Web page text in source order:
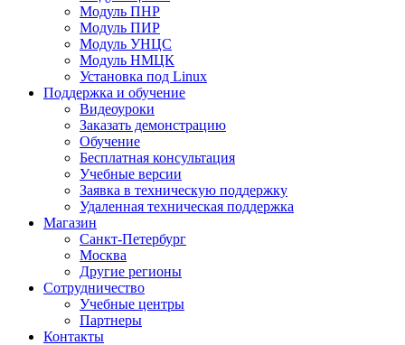
Модуль ПНР
Модуль ПИР
Модуль УНЦС
Модуль НМЦК
Установка под Linux
Поддержка и обучение
Видеоуроки
Заказать демонстрацию
Обучение
Бесплатная консультация
Учебные версии
Заявка в техническую поддержку
Удаленная техническая поддержка
Магазин
Санкт-Петербург
Москва
Другие регионы
Сотрудничество
Учебные центры
Партнеры
Контакты